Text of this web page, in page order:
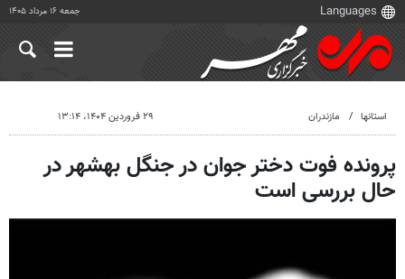
جمعه ۱۶ مرداد ۱۴۰۵
استانها مازندران ۲۹ فروردین ۱۴۰۴، ۱۳:۱۴
پرونده فوت دختر جوان در جنگل بهشهر در
حال بررسی است